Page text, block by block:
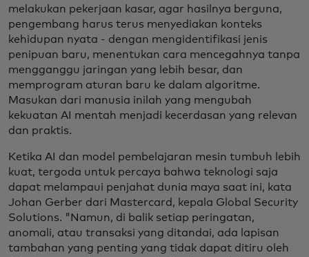
melakukan pekerjaan kasar, agar hasilnya berguna,
pengembang harus terus menyediakan konteks
kehidupan nyata - dengan mengidentifikasi jenis
penipuan baru, menentukan cara mencegahnya tanpa
mengganggu jaringan yang lebih besar, dan
memprogram aturan baru ke dalam algoritme.
Masukan dari manusia inilah yang mengubah
kekuatan AI mentah menjadi kecerdasan yang relevan
dan praktis.
Ketika AI dan model pembelajaran mesin tumbuh lebih
kuat, tergoda untuk percaya bahwa teknologi saja
dapat melampaui penjahat dunia maya saat ini, kata
Johan Gerber dari Mastercard, kepala Global Security
Solutions. "Namun, di balik setiap peringatan,
anomali, atau transaksi yang ditandai, ada lapisan
tambahan yang penting yang tidak dapat ditiru oleh